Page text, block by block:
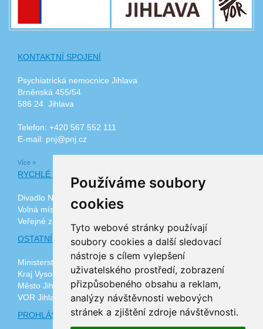
Používáme soubory
cookies
Tyto webové stránky používají
soubory cookies a další sledovací
nástroje s cílem vylepšení
uživatelského prostředí, zobrazení
přizpůsobeného obsahu a reklam,
analýzy návštěvnosti webových
stránek a zjištění zdroje návštěvnosti.
KONTAKTNÍ SPOJENÍ
Psychiatrická nemocnice Jihlava
Brněnská 455/54
586 24 Jihlava
Telefon: +420 567 552 111
E-mail: pnj@pnj.cz
Více »
RYCHLÉ ODKAZY
Divadlo Na Kopečku
Volná místa
Veřejné zakázky
OSTATNÍ ODKAZY
Ministerstvo zdravotnictví ČR
Kraj Vysočina
Město Jihlava
VOR Jihlava, z.ú.
PROHLÁŠENÍ O PŘÍSTUPNOSTI